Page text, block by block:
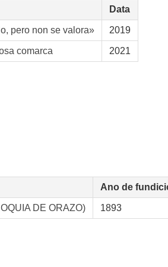
Data
pero non se valora» 2019
comarca 2021
Ano de
DE ORAZO) 1893